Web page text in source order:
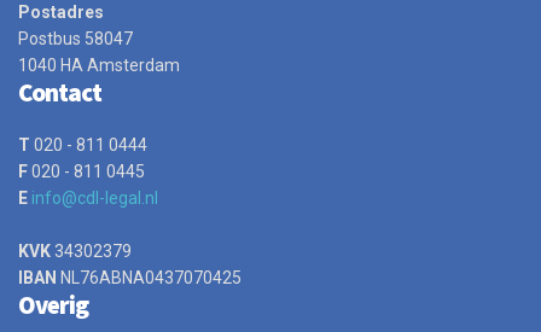
Postadres
Postbus 58047
1040 HA Amsterdam
Contact
T 020 - 811 0444
F020 - 811 0445
E info@cdl-legal.nl
KVK34302379
IBAN NL76ABNA0437070425
Overig